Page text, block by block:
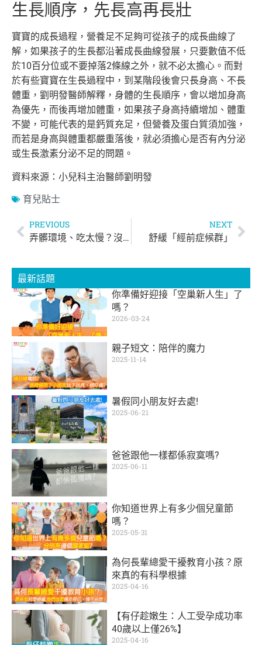
生長順序，先長高再長壯
寶寶的成長過程，營養足不足夠可從孩子的成長曲線了
解，如果孩子的生長都沿著成長曲線發展，只要數值不低
於10百分位或不要掉落2條線之外，就不必太擔心。而對
於有些寶寶在生長過程中，到某階段後會只長身高、不長
體重，劉明發醫師解釋，身體的生長順序，會以增加身高
為優先，而後再增加體重，如果孩子身高持續增加、體重
不變，可能代表的是鈣質充足，但營養及蛋白質須加強，
而若是身高與體重都嚴重落後，就必須擔心是否有內分泌
或生長激素分泌不足的問題。
資料來源：小兒科主治醫師劉明發
育兒貼士
PREVIOUS
弄髒環境、吃太慢？沒關係！就是要讓幼兒學習自己吃飯
NEXT
舒緩「經前症候群」
最新話題
你準備好迎接「空巢新人生」了
嗎？
2026-03-24
親子短文：陪伴的魔力
2025-11-14
暑假同小朋友好去處!
2025-06-21
爸爸跟他一樣都係寂寞嗎?
2025-06-11
你知道世界上有多少個兒童節
嗎？
2025-05-31
為何長輩總愛干擾教育小孩？原
來真的有科學根據
2025-04-16
【有仔趁嫩生：人工受孕成功率
40歲以上僅26%】
2025-04-16